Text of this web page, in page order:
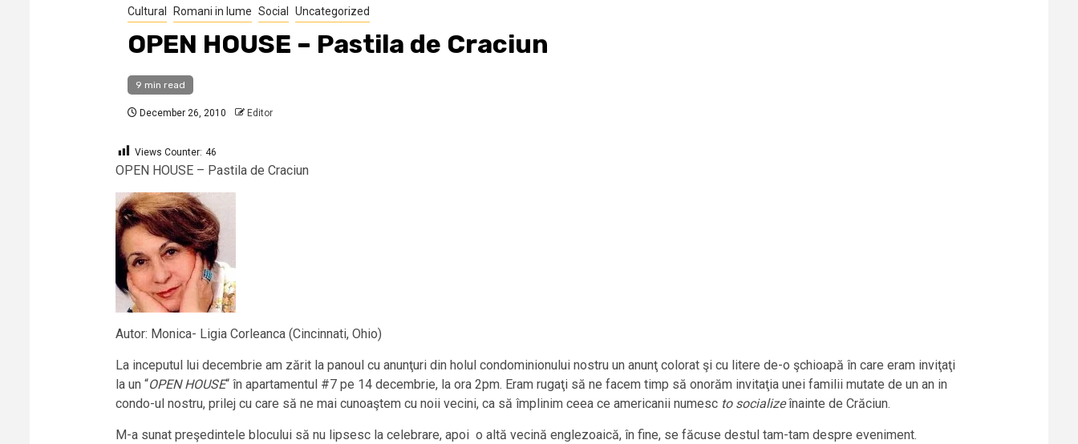
Cultural Romani in lume Social Uncategorized
OPEN HOUSE – Pastila de Craciun
9 min read
December 26, 2010 Editor
Views Counter: 46
OPEN HOUSE – Pastila de Craciun
Autor: Monica- Ligia Corleanca (Cincinnati, Ohio)
La inceputul lui decembrie am zărit la panoul cu anunţuri din holul condominionului nostru un anunţ colorat şi cu litere de-o şchioapă în care eram inviţaţi
la un “OPEN HOUSE“ în apartamentul #7 pe 14 decembrie, la ora 2pm. Eram rugaţi să ne facem timp să onorăm invitaţia unei familii mutate de un an in
condo-ul nostru, prilej cu care să ne mai cunoaştem cu noii vecini, ca să împlinim ceea ce americanii numesc to socializeînainte de Crăciun.
M-a sunat preşedintele blocului să nu lipsesc la celebrare, apoi o altă vecină englezoaică, în fine, se făcuse destul tam-tam despre eveniment.